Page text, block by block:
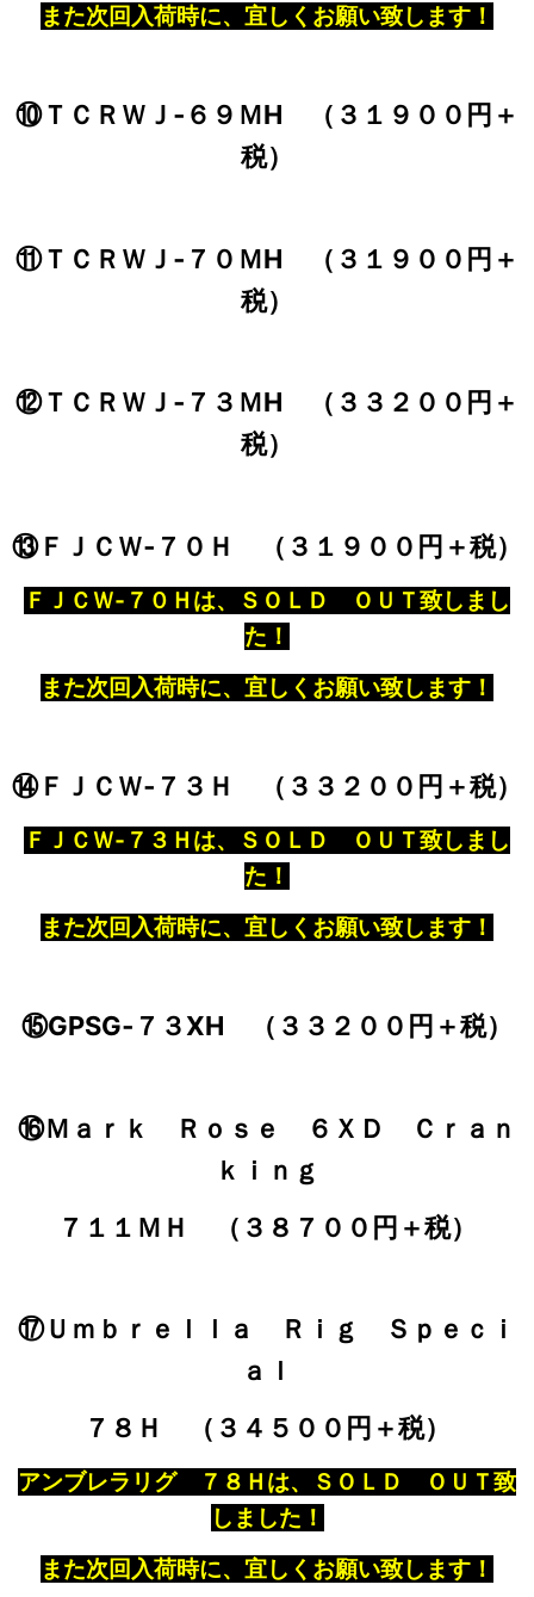
また次回入荷時に、宜しくお願い致します！
⑩ＴＣＲＷＪ‐６９ＭH （３１９００円＋
税）
⑪ＴＣＲＷＪ‐７０ＭH （３１９００円＋
税）
⑫ＴＣＲＷＪ‐７３ＭH （３３２００円＋
税）
⑬ＦＪＣＷ‐７０Ｈ （３１９００円＋税）
ＦＪＣＷ‐７０Ｈは、ＳＯＬＤ ＯＵＴ致しまし
た！
また次回入荷時に、宜しくお願い致します！
⑭ＦＪＣＷ‐７３Ｈ （３３２００円＋税）
ＦＪＣＷ‐７３Ｈは、ＳＯＬＤ ＯＵＴ致しまし
た！
また次回入荷時に、宜しくお願い致します！
⑮GPSG‐７３XH （３３２００円＋税）
⑯Ｍａｒｋ Ｒｏｓｅ ６ＸＤ Ｃｒａｎ
ｋｉｎｇ
７１１ＭＨ （３８７００円＋税）
⑰Ｕｍｂｒｅｌｌａ Ｒｉｇ Ｓｐｅｃｉ
ａｌ
７８Ｈ （３４５００円＋税）
アンブレラリグ ７８Ｈは、ＳＯＬＤ ＯＵＴ致
しました！
また次回入荷時に、宜しくお願い致します！